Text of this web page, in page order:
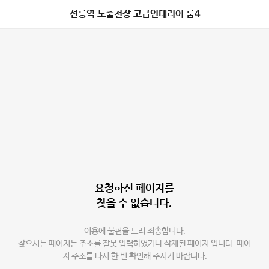
선릉역 노출천장 고급인테리어 룸4
요청하신 페이지를
찾을 수 없습니다.
이용에 불편을 드려 죄송합니다.
찾으시는 페이지는 주소를 잘못 입력하였거나 삭제된 페이지 입니다. 페이
지 주소를 다시 한 번 확인해 주시기 바랍니다.